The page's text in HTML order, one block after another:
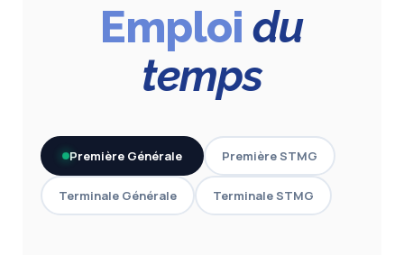
Emploi du
temps
Première Générale Première STMG
Terminale Générale Terminale STMG